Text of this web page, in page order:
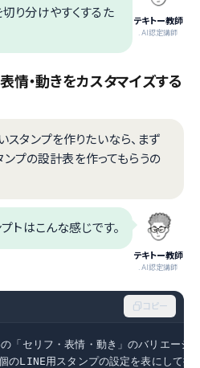
テキトー教師
.AI認定講師
切り分けやすくするた
情・動きをカスタマイズする
スタンプを作りたいなら、まず
プの設計表を作ってもらうの
テキトー教師
.AI認定講師
トはこんな感じです。
コピー
「セリフ・表情・動き」のバリエーシ
のLINE用スタンプの設定を表にして提